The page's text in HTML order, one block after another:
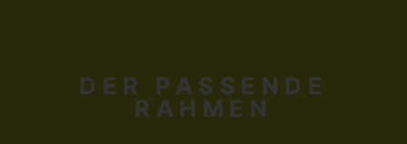
DER PASSENDE
RAHMEN